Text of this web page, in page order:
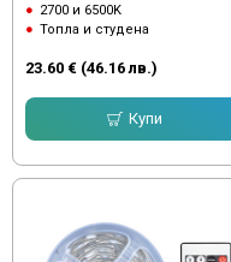
2700 и 6500K
Топла и студена
23.60 € (46.16 лв.)
Купи